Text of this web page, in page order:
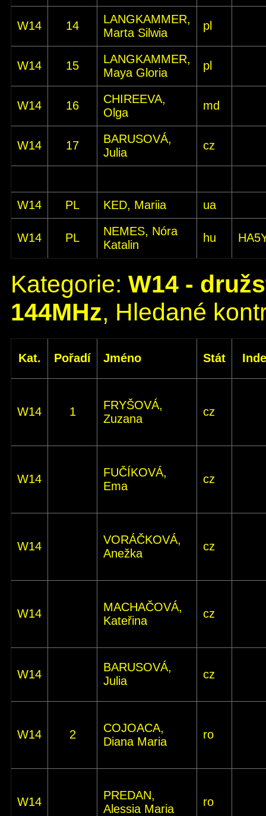
W14 14
LANGKAMMER,
Marta Silwia
pl
W14 15
LANGKAMMER,
Maya Gloria
pl
W14 16
CHIREEVA,
Olga
md
W14 17
BARUSOVÁ,
Julia
cz
W14 PL KED, Mariia ua
W14 PL
NEMES, Nóra
Katalin
hu
Kategorie: W14 -
144MHz, Hledané
Kat. Pořadí Jméno Stát
W14 1
FRYŠOVÁ,
Zuzana
cz
W14
FUČÍKOVÁ,
Ema
cz
W14
VORÁČKOVÁ,
Anežka
cz
W14
MACHAČOVÁ,
Kateřina
cz
W14
BARUSOVÁ,
Julia
cz
W14 2
COJOACA,
Diana Maria
ro
W14
PREDAN,
Alessia Maria
ro